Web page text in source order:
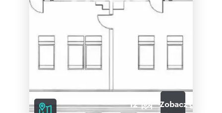
12 Zobacz galerię